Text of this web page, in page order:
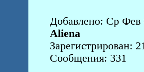
Добавлено: Ср Фев
Aliena
Зарегистрирован:
Сообщения: 331